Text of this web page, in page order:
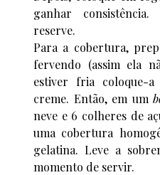
ganhar
reserve.
Para a cobertura,
fervendo (assim ela
estiver fria coloque-
creme. Então, em um
neve e 6 colheres de
uma cobertura
gelatina. Leve a
momento de servir.